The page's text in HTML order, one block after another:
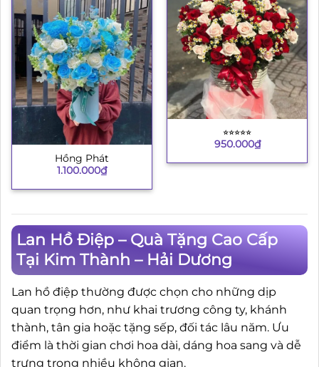
Hồng Phát
1.100.000₫
⭐︎⭐︎⭐︎⭐︎⭐︎
950.000₫
Lan Hồ Điệp – Quà Tặng Cao Cấp
Tại Kim Thành – Hải Dương
Lan hồ điệp thường được chọn cho những dịp
quan trọng hơn, như khai trương công ty, khánh
thành, tân gia hoặc tặng sếp, đối tác lâu năm. Ưu
điểm là thời gian chơi hoa dài, dáng hoa sang và dễ
trưng trong nhiều không gian.